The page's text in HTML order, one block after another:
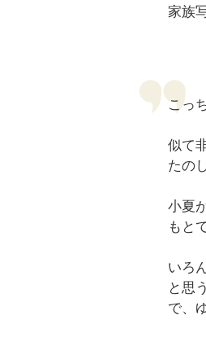
家族
こっ
似て
たの
小夏
もと
いろ
と思
で、